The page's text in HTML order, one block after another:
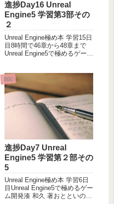
進捗Day16 Unreal
Engine5 学習第3部その
２
Unreal Engine極め本 学習15日
目8時間で46章から48章まで
Unreal Engine5で極めるゲーム
だ入門とは先が遠いｗ金属の
質感、光る玉など。金属っぽ
い色を公式が表...
日記
進捗Day7 Unreal
Engine5 学習第２部その
5
Unreal Engine極め本 学習6日
目Unreal Engine5で極めるゲー
ム開発湊 和久 著おとといの続